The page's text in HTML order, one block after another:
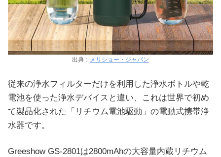
出典： メリショー・ジャパン
従来の浄水フィルターだけを利用した浄水ボトルや乾
電池を使った浄水デバイスと違い、これは世界で初め
て製品化された「リチウム電池駆動」の電動式携帯浄
水器です。
Greeshow GS-2801は2800mAhの大容量内蔵リチウム